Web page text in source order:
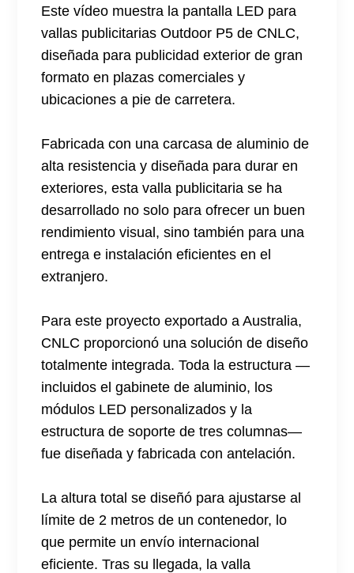
Este vídeo muestra la pantalla LED para
vallas publicitarias Outdoor P5 de CNLC,
diseñada para publicidad exterior de gran
formato en plazas comerciales y
ubicaciones a pie de carretera.
Fabricada con una carcasa de aluminio de
alta resistencia y diseñada para durar en
exteriores, esta valla publicitaria se ha
desarrollado no solo para ofrecer un buen
rendimiento visual, sino también para una
entrega e instalación eficientes en el
extranjero.
Para este proyecto exportado a Australia,
CNLC proporcionó una solución de diseño
totalmente integrada. Toda la estructura —
incluidos el gabinete de aluminio, los
módulos LED personalizados y la
estructura de soporte de tres columnas—
fue diseñada y fabricada con antelación.
La altura total se diseñó para ajustarse al
límite de 2 metros de un contenedor, lo
que permite un envío internacional
eficiente. Tras su llegada, la valla